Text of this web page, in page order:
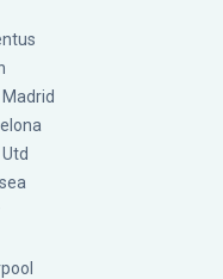
Madrid